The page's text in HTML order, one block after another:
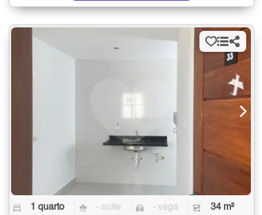
1 quarto - suíte - vaga 34 m²